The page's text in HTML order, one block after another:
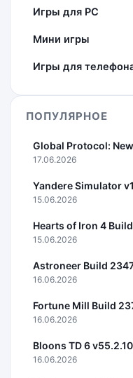
Игры для PC
Мини игры
Игры для
ПОПУЛЯРНОЕ
Global Protocol:
17.06.2026
Yandere Simulator
15.06.2026
Hearts of Iron 4
15.06.2026
Astroneer Build
16.06.2026
Fortune Mill Build
16.06.2026
Bloons TD 6
16.06.2026